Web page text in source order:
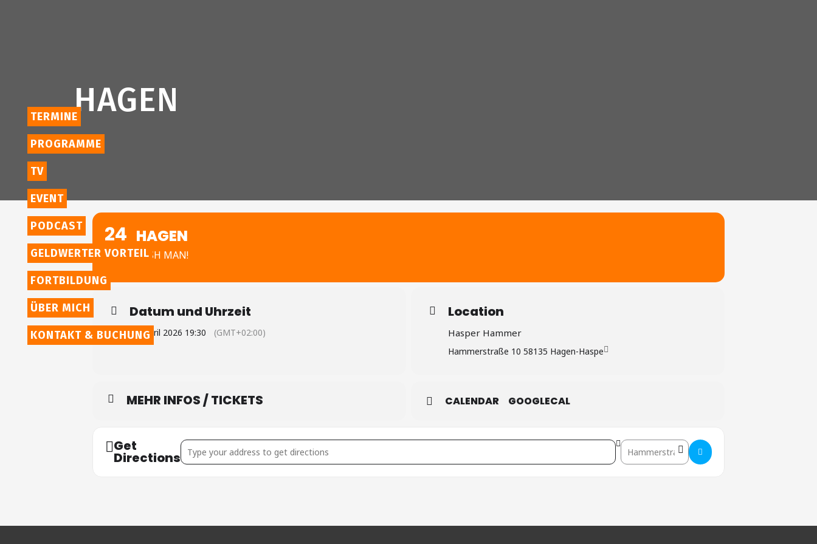
TERMINE
PROGRAMME
TV
EVENT
PODCAST
GELDWERTER VORTEIL
FORTBILDUNG
ÜBER MICH
KONTAKT & BUCHUNG
HAGEN
24
APR
HAGEN
CASH MAN!
Datum und Uhrzeit
24. April 2026 19:30 (GMT+02:00)
Location
Hasper Hammer
Hammerstraße 10 58135 Hagen-Haspe
MEHR INFOS / TICKETS CALENDAR GOOGLECAL
Get
Directions
Address - Hagen [] Destination Address - Hagen []